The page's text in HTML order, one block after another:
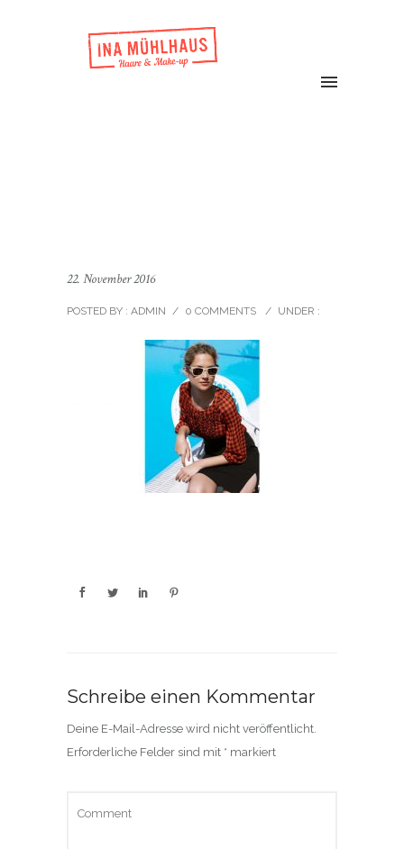
22. November 2016
POSTED BY : ADMIN / 0 COMMENTS / UNDER :
Schreibe einen Kommentar
Deine E-Mail-Adresse wird nicht veröffentlicht.
Erforderliche Felder sind mit * markiert